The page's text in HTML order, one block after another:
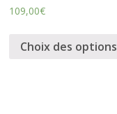
109,00€
Choix des options